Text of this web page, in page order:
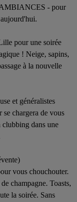
- pour
pour une soirée
! Neige, sapins,
à la nouvelle
et généralistes
chargera de vous
clubbing dans une
vous chouchouter.
champagne. Toasts,
la soirée. Sans